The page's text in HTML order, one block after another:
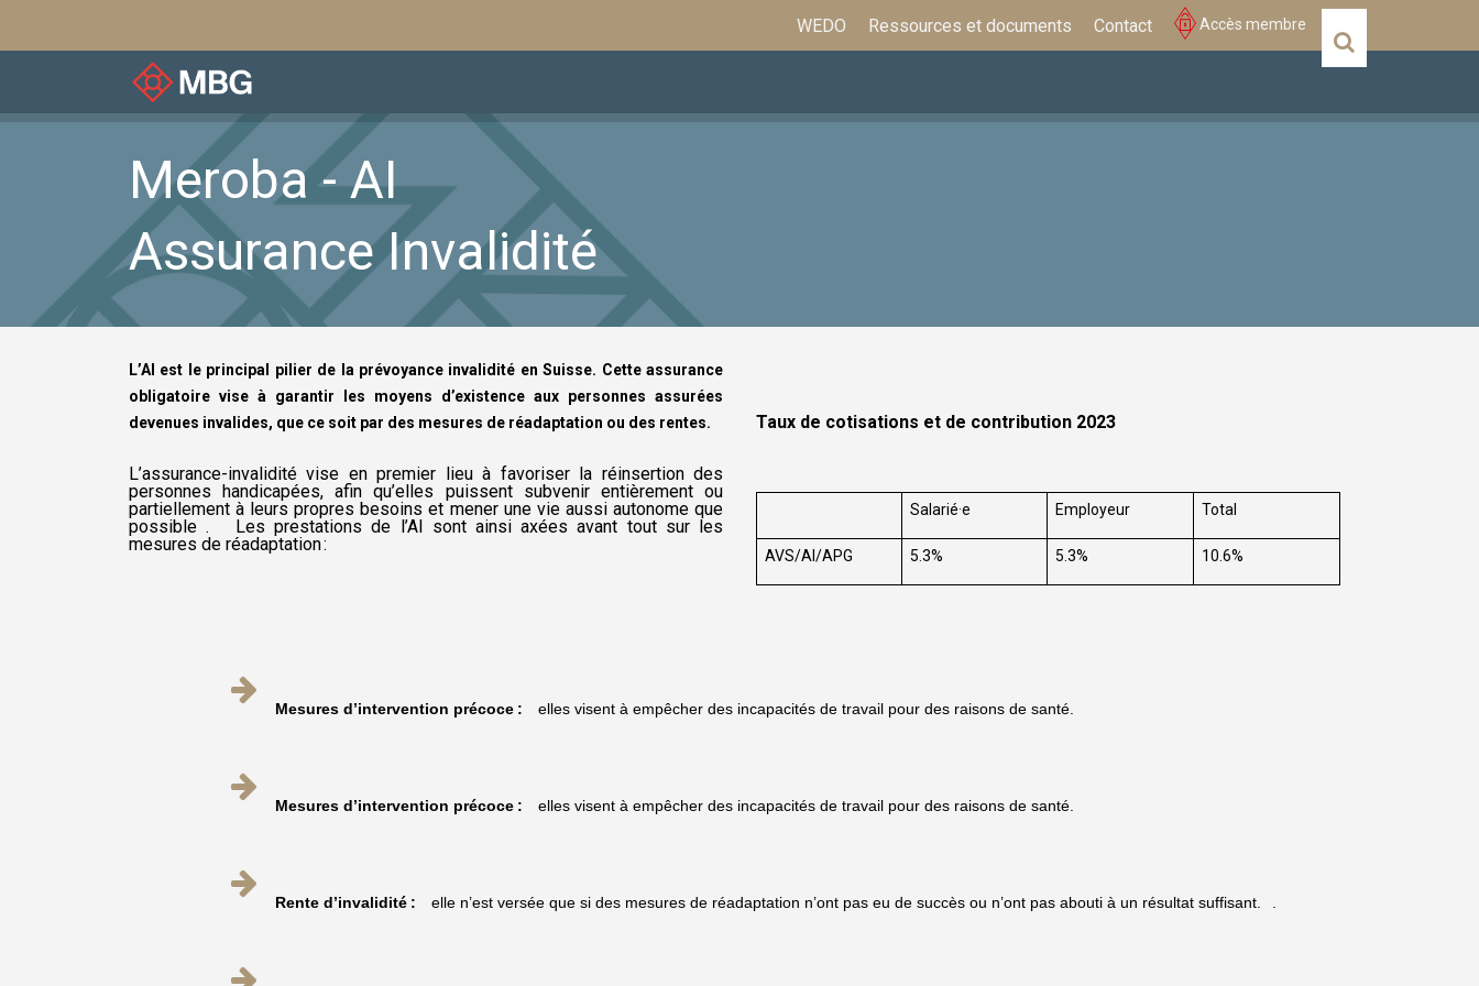
WEDO Ressources et documents Contact Accès membre
Meroba - AI
Assurance Invalidité
L’AI est le principal pilier de la prévoyance invalidité en Suisse. Cette assurance
obligatoire vise à garantir les moyens d’existence aux personnes assurées
devenues invalides, que ce soit par des mesures de réadaptation ou des rentes.
L’assurance-invalidité vise en premier lieu à favoriser la réinsertion des
personnes handicapées, afin qu’elles puissent subvenir entièrement ou
partiellement à leurs propres besoins et mener une vie aussi autonome que
possible .
Les prestations de l’AI sont ainsi axées avant tout sur les
mesures de réadaptation :
Taux de cotisations et de contribution 2023
Salarié·e Employeur Total
AVS/AI/APG 5.3% 5.3% 10.6%
Mesures d’intervention précoce : elles visent à empêcher des incapacités de travail pour des raisons de santé.
Mesures d’intervention précoce : elles visent à empêcher des incapacités de travail pour des raisons de santé.
Rente d’invalidité : elle n’est versée que si des mesures de réadaptation n’ont pas eu de succès ou n’ont pas abouti à un résultat suffisant.